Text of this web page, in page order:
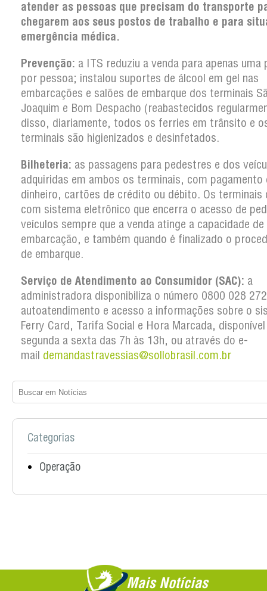
atender as pessoas que precisam do transporte
chegarem aos seus postos de trabalho e para
emergência médica.
Prevenção: a ITS reduziu a venda para apenas uma
por pessoa; instalou suportes de álcool em gel nas
embarcações e salões de embarque dos terminais
Joaquim e Bom Despacho (reabastecidos
disso, diariamente, todos os ferries em trânsito e
terminais são higienizados e desinfetados.
Bilheteria: as passagens para pedestres e dos
adquiridas em ambos os terminais, com pagamento
dinheiro, cartões de crédito ou débito. Os terminais
com sistema eletrônico que encerra o acesso de
veículos sempre que a venda atinge a capacidade de
embarcação, e também quando é finalizado o
de embarque.
Serviço de Atendimento ao Consumidor (SAC): a
administradora disponibiliza o número 0800 028
autoatendimento e acesso a informações sobre o
Ferry Card, Tarifa Social e Hora Marcada,
segunda a sexta das 7h às 13h, ou através do e-
mail demandastravessias@sollobrasil.com.br
Categorias
Operação
Mais Notícias